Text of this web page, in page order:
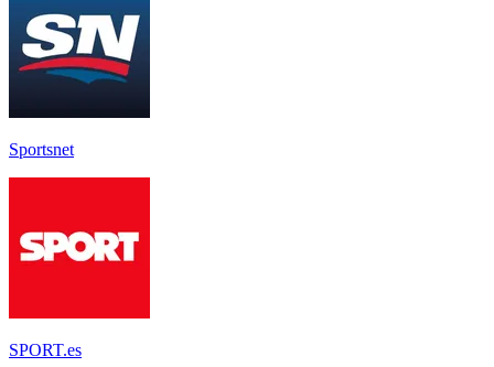
Sportsnet
SPORT.es